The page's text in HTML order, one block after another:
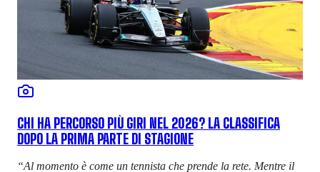
CHI HA PERCORSO PIÙ GIRI NEL 2026? LA CLASSIFICA